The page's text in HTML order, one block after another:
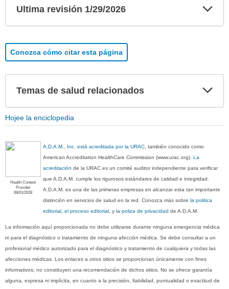
Ultima revisión 1/29/2026
Conozca cómo citar esta página
Temas de salud relacionados
Hojee la enciclopedia
Health Content
Provider
06/01/2028
A.D.A.M., Inc. está acreditada por la URAC, también conocido como
American Accreditation HealthCare Commission (www.urac.org).La
acreditación de la URAC es un comité auditor independiente para verificar
que A.D.A.M. cumple los rigurosos estándares de calidad e integridad.
A.D.A.M. es una de las primeras empresas en alcanzar esta tan importante
distinción en servicios de salud en la red. Conozca más sobrela politica
editorial, el proceso editorial, yla poliza de privacidad de A.D.A.M.
La información aquí proporcionada no debe utilizarse durante ninguna emergencia médica
ni para el diagnóstico o tratamiento de ninguna afección médica. Se debe consultar a un
profesional médico autorizado para el diagnóstico y tratamiento de cualquiera y todas las
afecciones médicas. Los enlaces a otros sitios se proporcionan únicamente con fines
informativos; no constituyen una recomendación de dichos sitios. No se ofrece garantía
alguna, expresa ni implícita, en cuanto a la precisión, fiabilidad, puntualidad o exactitud de